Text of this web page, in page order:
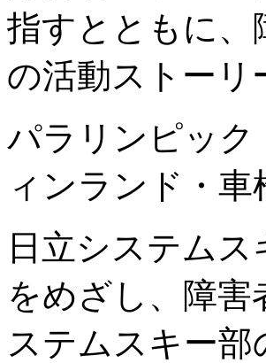
指すとともに、
の活動ストーリ
パラリンピック
ィンランド・車
日立システム
をめざし、障
ステムスキー